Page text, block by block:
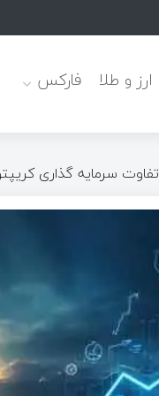
ارز و طلا فارکس
تفاوت سرمایه گذاری